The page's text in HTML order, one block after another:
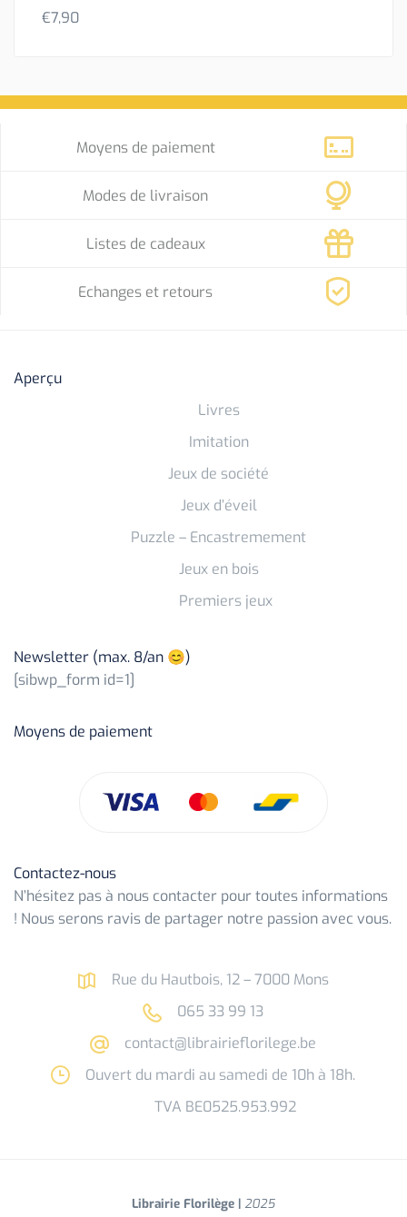
€7,90
Moyens de paiement
Modes de livraison
Listes de cadeaux
Echanges et retours
Aperçu
Livres
Imitation
Jeux de société
Jeux d’éveil
Puzzle – Encastremement
Jeux en bois
Premiers jeux
Newsletter (max. 8/an 😊)
[sibwp_form id=1]
Moyens de paiement
Contactez-nous
N’hésitez pas à nous contacter pour toutes informations
! Nous serons ravis de partager notre passion avec vous.
Rue du Hautbois, 12 – 7000 Mons
065 33 99 13
contact@librairieflorilege.be
Ouvert du mardi au samedi de 10h à 18h.
TVA BE0525.953.992
Librairie Florilège | 2025